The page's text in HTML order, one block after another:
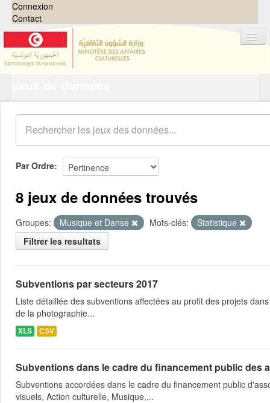
Connexion
Contact
Organisations
Groupes
Demandes 0
À propos
Par Ordre
8 jeux de données trouvés
Groupes: Musique et Danse Mots-clés:
Statistique
Filtrer les resultats
Subventions par secteurs 2017
Liste détaillée des subventions affectées au profit des projets
de la photographie...
XLS CSV
Subventions dans le cadre du financement public des
Subventions accordées dans le cadre du financement public
visuels, Action culturelle, Musique,...